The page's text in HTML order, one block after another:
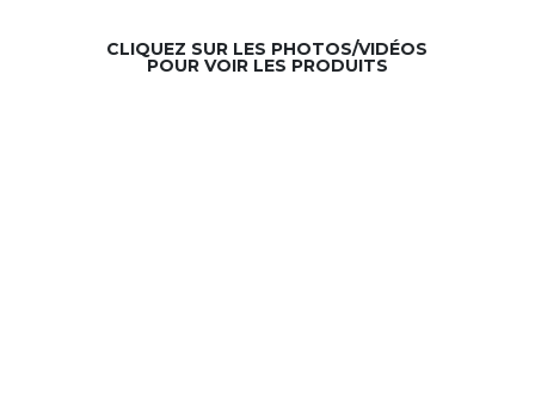
CLIQUEZ SUR LES PHOTOS/VIDÉOS
POUR VOIR LES PRODUITS